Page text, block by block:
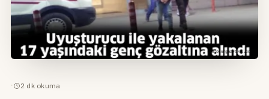
· 2 dk okuma